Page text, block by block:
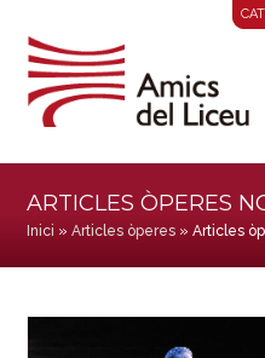
CAT
ARTICLES ÒPERES
Inici »Articles òperes »Articles